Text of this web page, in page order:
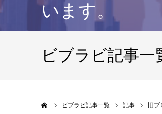
います。
ビブラビ記事一
ビブラビ記事一覧 記事 旧